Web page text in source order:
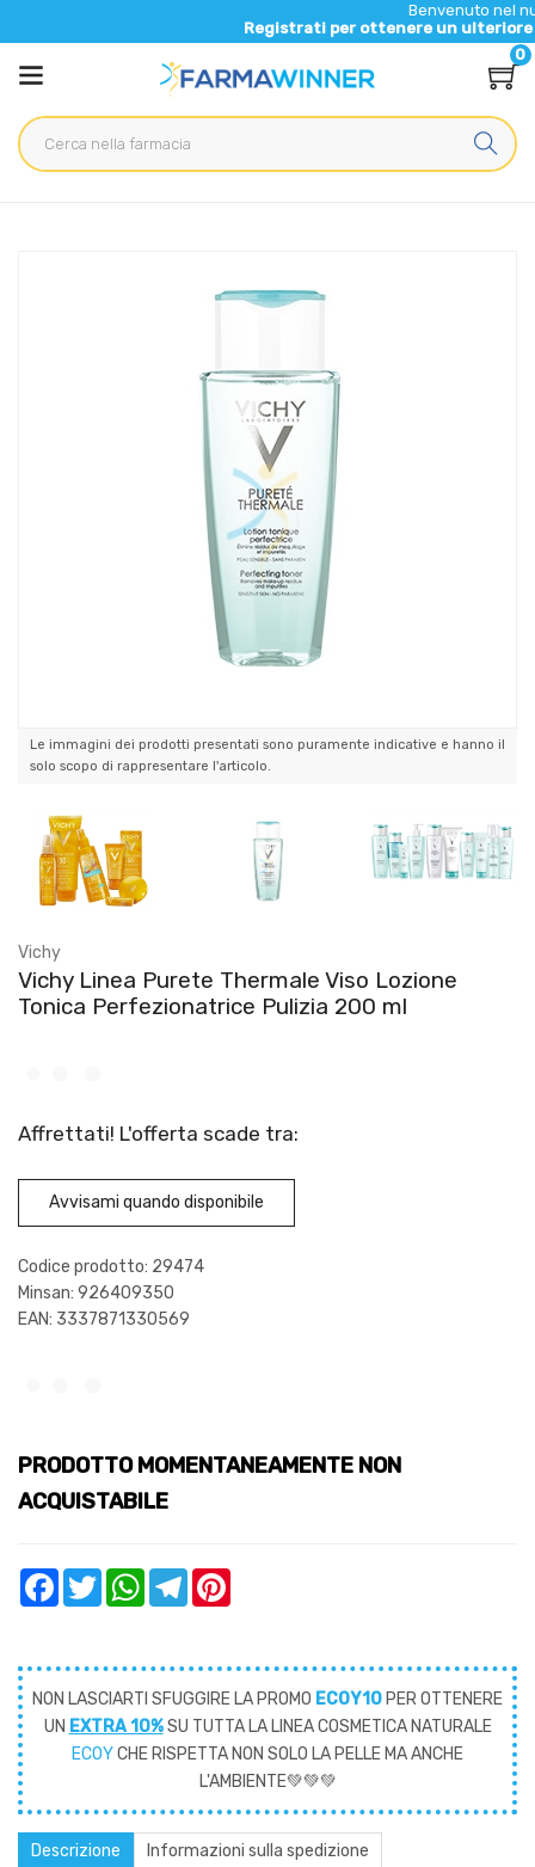
Benvenuto nel nuovo sito di
Registrati per ottenere un ulteriore 5% di
0
Perfezionatrice Pulizia 200 ml
Le immagini dei prodotti presentati sono puramente indicative e hanno il
solo scopo di rappresentare l'articolo.
Vichy
Vichy Linea Purete Thermale Viso Lozione
Tonica Perfezionatrice Pulizia 200 ml
Affrettati! L'offerta scade tra:
Avvisami quando disponibile
Codice prodotto: 29474
Minsan: 926409350
EAN: 3337871330569
PRODOTTO MOMENTANEAMENTE NON
ACQUISTABILE
FacebookTwitterWhatsAppTelegram
NON LASCIARTI SFUGGIRE LA PROMO ECOY10 PER OTTENERE
UN EXTRA 10%SU TUTTA LA LINEA COSMETICA NATURALE
ECOYCHE RISPETTA NON SOLO LA PELLE MA ANCHE
L'AMBIENTE💚💚💚
Descrizione Informazioni sulla spedizione